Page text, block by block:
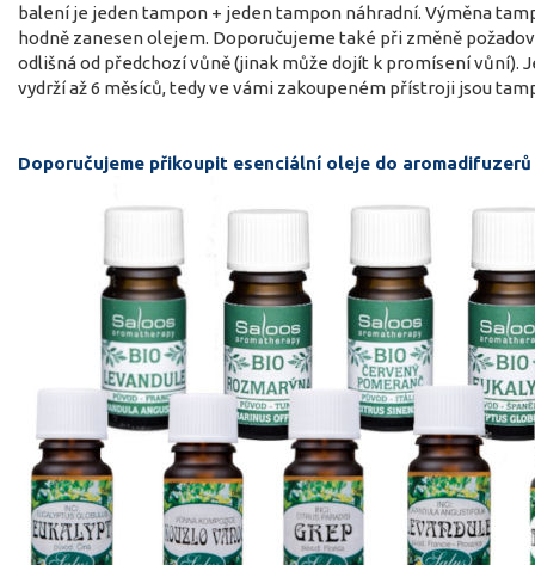
balení je jeden tampon + jeden tampon náhradní. Výměna
hodně zanesen olejem. Doporučujeme také při změně
odlišná od předchozí vůně (jinak může dojít k promísení vůní).
vydrží až 6 měsíců, tedy ve vámi zakoupeném přístroji jsou
Doporučujeme přikoupit esenciální oleje do aromadifuzerů